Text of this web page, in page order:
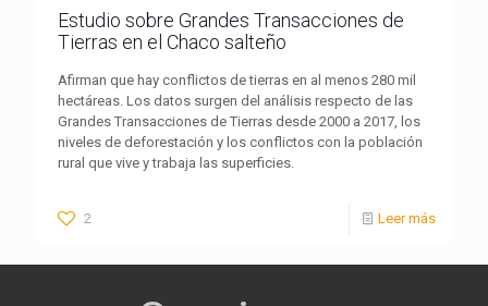
Estudio sobre Grandes Transacciones de
Tierras en el Chaco salteño
Afirman que hay conflictos de tierras en al menos 280 mil
hectáreas. Los datos surgen del análisis respecto de las
Grandes Transacciones de Tierras desde 2000 a 2017, los
niveles de deforestación y los conflictos con la población
rural que vive y trabaja las superficies.
2 Leer más